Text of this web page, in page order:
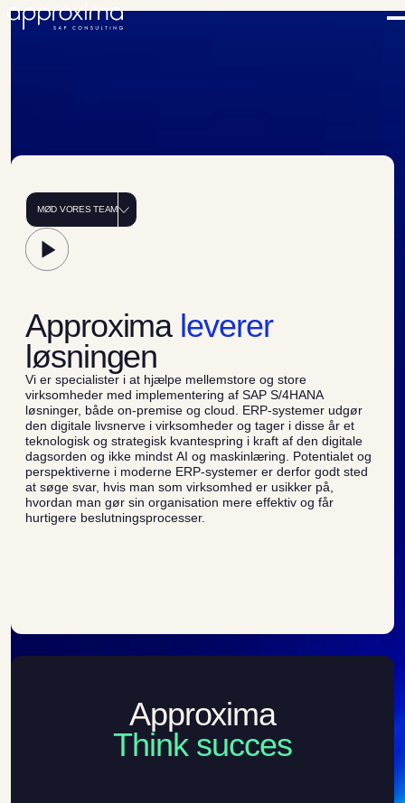
MØD VORES TEAM
Approxima leverer
løsningen
Vi er specialister i at hjælpe mellemstore og store
virksomheder med implementering af SAP S/4HANA
løsninger, både on-premise og cloud. ERP-systemer udgør
den digitale livsnerve i virksomheder og tager i disse år et
teknologisk og strategisk kvantespring i kraft af den digitale
dagsorden og ikke mindst AI og maskinlæring. Potentialet og
perspektiverne i moderne ERP-systemer er derfor godt sted
at søge svar, hvis man som virksomhed er usikker på,
hvordan man gør sin organisation mere effektiv og får
hurtigere beslutningsprocesser.
Approxima
Think succes